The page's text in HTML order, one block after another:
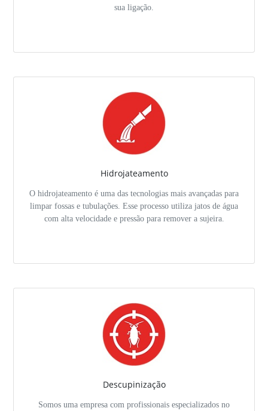
sua ligação.
Hidrojateamento
O hidrojateamento é uma das tecnologias mais avançadas para
limpar fossas e tubulações. Esse processo utiliza jatos de água
com alta velocidade e pressão para remover a sujeira.
Descupinização
Somos uma empresa com profissionais especializados no